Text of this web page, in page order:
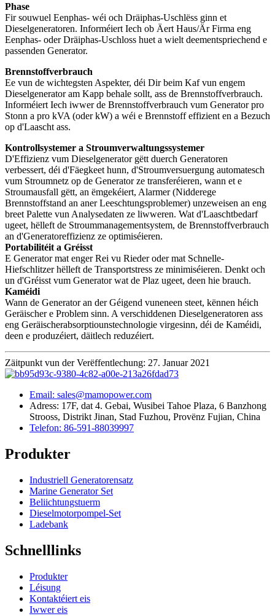
Phase
Fir souwuel Eenphas- wéi och Dräiphas-Uschlëss ginn et
Dieselgeneratoren. Informéiert Iech ob Äert Haus/Är Firma eng
Eenphas- oder Dräiphas-Uschloss huet a wielt deementspriechend e
passenden Generator.
Brennstoffverbrauch
Ee vun de wichtegsten Aspekter, déi Dir beim Kaf vun engem
Dieselgenerator am Kapp behale sollt, ass de Brennstoffverbrauch.
Informéiert Iech iwwer de Brennstoffverbrauch vum Generator pro
Stonn a pro kVA (oder kW) a wéi e Brennstoff effizient en a Bezuch
op d'Laascht ass.
Kontrollsystemer a Stroumverwaltungssystemer
D'Effizienz vum Dieselgenerator gëtt duerch Generatoren
verbessert, déi d'Fäegkeet hunn, d'Stroumversuergung automatesch
vum Stroumnetz op de Generator ze transferéieren, wann et e
Stroumausfall gëtt, an ëmgekéiert, Alarmer (Nidderege
Brennstoffstand an aner Leeschtungsproblemer) unzeweisen an eng
breet Palette vun Analysedaten ze liwweren. Wat d'Laaschtbedarf
ugeet, hëlleft de Stroummanagementsystem, de Brennstoffverbrauch
an d'Generatoreffizienz ze optimiséieren.
Portabilitéit a Gréisst
E Generator mat enger Rei vu Rieder oder mat Schnelle-
Hiefschlitzer hëlleft de Transportstress ze minimiséieren. Denkt och
un d'Gréisst vum Generator wat de Plaz ugeet, deen hie brauch.
Kaméidi
Wann de Generator an der Géigend vuneneen steet, kënnen héich
Geräischer e Problem sinn. A verschiddenen Dieselgeneratoren ass
eng Geräischerabsorptiounstechnologie virgesinn, déi de Kaméidi,
deen e produzéiert, däitlech reduzéiert.
Zäitpunkt vun der Verëffentlechung: 27. Januar 2021
Email: sales@mamopower.com
Adress: 17F, dat 4. Gebai, Wusibei Tahoe Plaza, 6 Banzhong
Strooss, Distrikt Jinan, Stad Fuzhou, Provënz Fujian, China
Telefon: 86-591-88039997
Produkter
Industriell Generatorensatz
Marine Generator Set
Beliichtungstuerm
Dieselmotorpompel-Set
Ladebank
Schnelllinks
Produkter
Léisung
Kontaktéiert eis
Iwwer eis